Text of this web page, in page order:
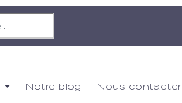
Notre blog Nous contacter